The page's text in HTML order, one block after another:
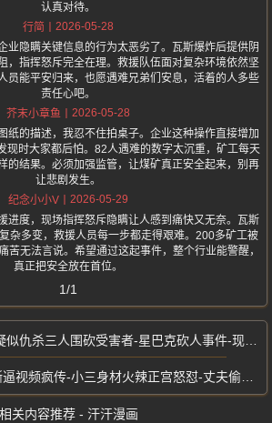
认真对待。
行简
2026-05-28
业隐瞒关键信息的行为太恶劣了。瓦斯爆炸后提供阴
，指挥怒斥完全在理。救援队伍面对复杂环境依然坚
员能平安归来，也愿遇难兄弟们安息，活着的人多些
责任心吧。
芥末小章鱼
2026-05-28
纸的描述，我忍不住拍桌子。企业这种操作直接增加
现时大家都后怕。82人遇难的数字太沉重，矿工每天
的结果。必须加强监管，让煤矿真正安全起来，别再
让悲剧发生。
纪念小小V
2026-05-29
进度，现场指挥怒斥隐瞒让人感到痛快又无奈。瓦斯
杂多变，救援人员每一步都走得艰难。200多矿工被
苦无法言说。希望通过这起事件，整个行业能警醒，
真正把安全放在首位。
1/1
杀三人围砍受害者-星巴克砍人事件-现场血腥视频疯传
频疯传-小三身材火辣正宫怒怼-丈夫偷情被抓奸在床
相关内容推荐 - 汗汗漫画